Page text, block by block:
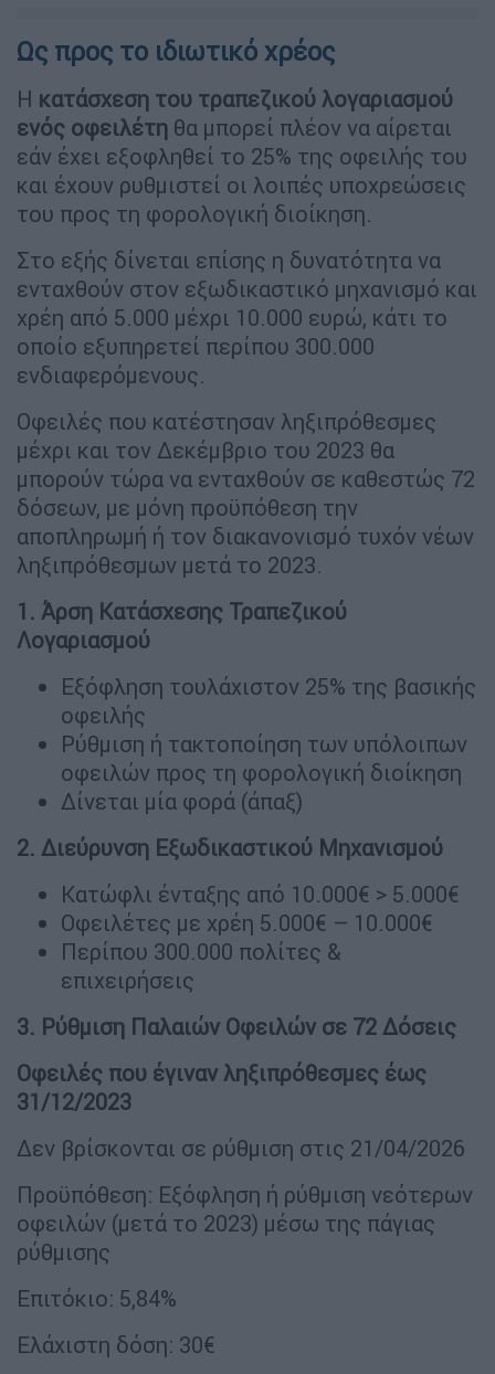
Ως προς το ιδιωτικό χρέος
Η κατάσχεση του τραπεζικού λογαριασμού
ενός οφειλέτη θα μπορεί πλέον να αίρεται
εάν έχει εξοφληθεί το 25% της οφειλής του
και έχουν ρυθμιστεί οι λοιπές υποχρεώσεις
του προς τη φορολογική διοίκηση.
Στο εξής δίνεται επίσης η δυνατότητα να
ενταχθούν στον εξωδικαστικό μηχανισμό και
χρέη από 5.000 μέχρι 10.000 ευρώ, κάτι το
οποίο εξυπηρετεί περίπου 300.000
ενδιαφερόμενους.
Οφειλές που κατέστησαν ληξιπρόθεσμες
μέχρι και τον Δεκέμβριο του 2023 θα
μπορούν τώρα να ενταχθούν σε καθεστώς 72
δόσεων, με μόνη προϋπόθεση την
αποπληρωμή ή τον διακανονισμό τυχόν νέων
ληξιπρόθεσμων μετά το 2023.
1. Άρση Κατάσχεσης Τραπεζικού
Λογαριασμού
Εξόφληση τουλάχιστον 25% της βασικής
οφειλής
Ρύθμιση ή τακτοποίηση των υπόλοιπων
οφειλών προς τη φορολογική διοίκηση
Δίνεται μία φορά (άπαξ)
2. Διεύρυνση Εξωδικαστικού Μηχανισμού
Κατώφλι ένταξης από 10.000€ > 5.000€
Οφειλέτες με χρέη 5.000€ – 10.000€
Περίπου 300.000 πολίτες &
επιχειρήσεις
3. Ρύθμιση Παλαιών Οφειλών σε 72 Δόσεις
Οφειλές που έγιναν ληξιπρόθεσμες έως
31/12/2023
Δεν βρίσκονται σε ρύθμιση στις 21/04/2026
Προϋπόθεση: Εξόφληση ή ρύθμιση νεότερων
οφειλών (μετά το 2023) μέσω της πάγιας
ρύθμισης
Επιτόκιο: 5,84%
Ελάχιστη δόση: 30€